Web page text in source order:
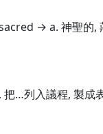
→ a. 神聖的,
…列入議程, 製